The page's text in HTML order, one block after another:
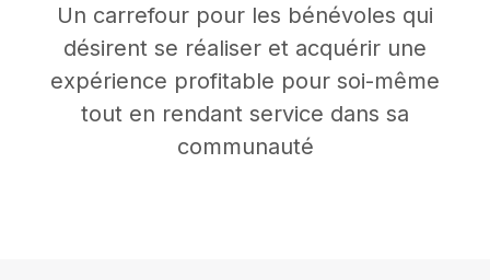
Un carrefour pour les bénévoles qui
désirent se réaliser et acquérir une
expérience profitable pour soi-même
tout en rendant service dans sa
communauté